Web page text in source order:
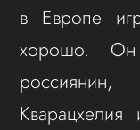
в Европе
хорошо. Он